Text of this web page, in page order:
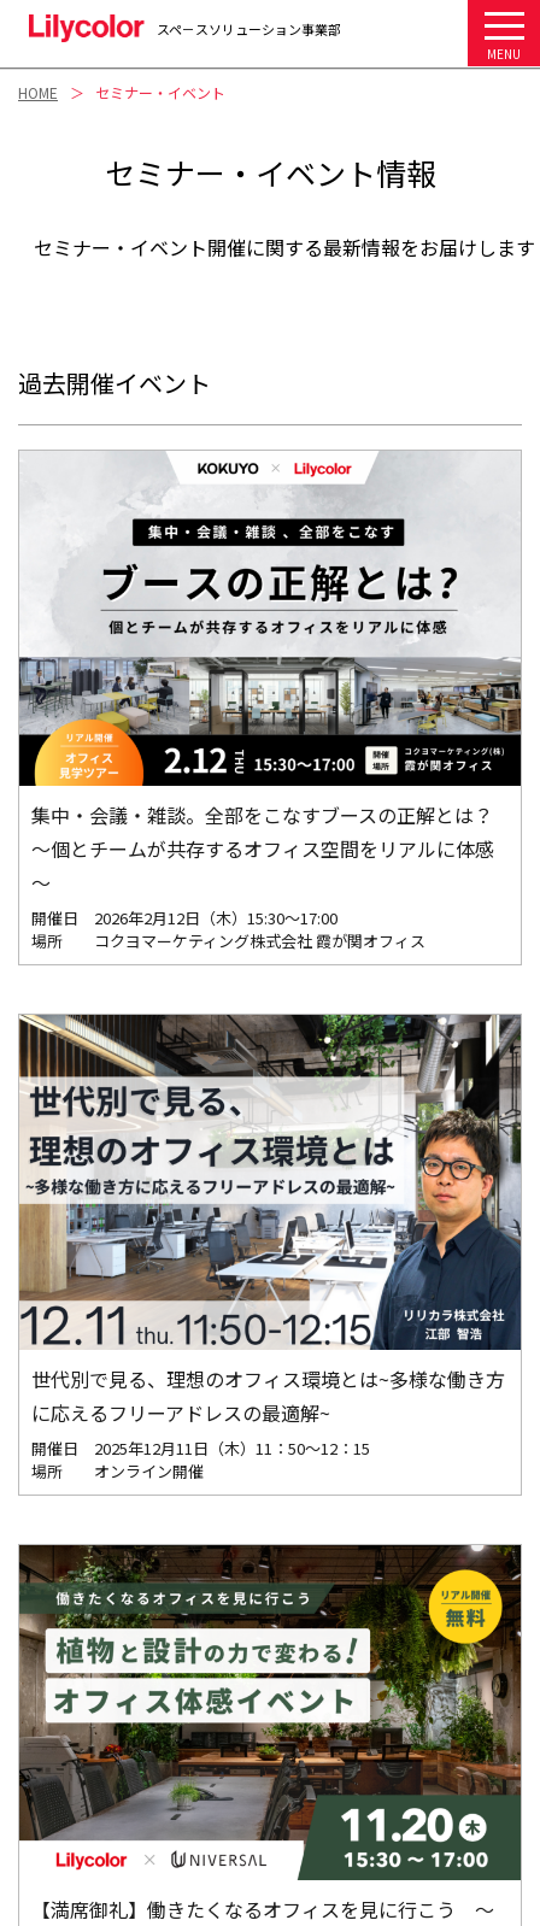
MENU
スペ－スソリューション事業部
HOME セミナー・イベント
セミナー・イベント情報
セミナー・イベント開催に関する最新情報をお届けします
過去開催イベント
集中・会議・雑談。全部をこなすブースの正解とは？
～個とチームが共存するオフィス空間をリアルに体感
～
開催日
2026年2月12日（木）15:30～17:00
場所
コクヨマーケティング株式会社 霞が関オフィス
世代別で見る、理想のオフィス環境とは~多様な働き方
に応えるフリーアドレスの最適解~
開催日
2025年12月11日（木）11：50～12：15
場所
オンライン開催
【満席御礼】働きたくなるオフィスを見に行こう ～